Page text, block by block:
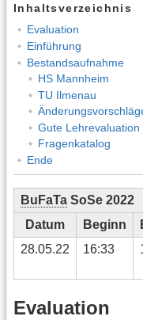
Inhaltsverzeichnis
Evaluation
Einführung
Bestandsaufnahme
HS Mannheim
TU Ilmenau
Gute Lehrevaluation
Fragenkatalog
Ende
BuFaTa SoSe 2022
Datum
Beginn
28.05.22
16:33
Evaluation